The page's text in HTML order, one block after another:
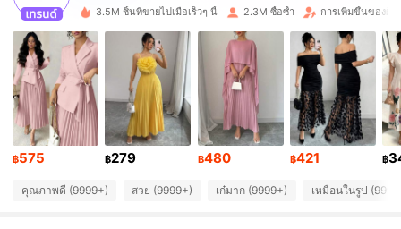
950K ผู้ติดตาม
4.90 950K ผู้ติดตาม
4.90 950K ผู้ติดตาม
3.5M ชิ้นที่ขายไปเมื่อเร็วๆ นี้ 2.3M ซื้อซ้ำ การเพิ่มขึ้นของผู้ติ
฿575 ฿279 ฿480 ฿421 ฿
คุณภาพดี (9999+) สวย (9999+) เก๋มาก (9999+) เหมือนในรูป